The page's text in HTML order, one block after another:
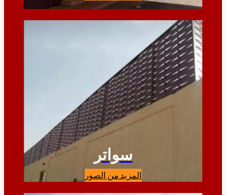
سواتر
المزيد من الصور